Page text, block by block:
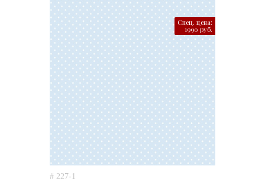
Спец. цена:
1990 руб.
# 227-1